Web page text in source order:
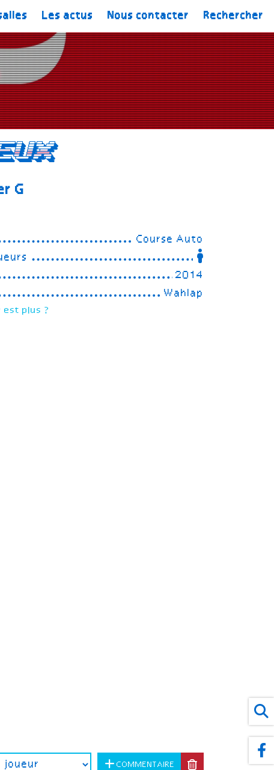
Les actus Nous contacter Rechercher
G
Course Auto
2014
Wahlap
plus ?
COMMENTAIRE